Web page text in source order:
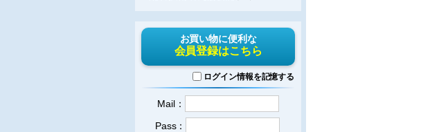
お買い物に便利な
会員登録はこちら
ログイン情報を記憶する
Mail：
Pass：